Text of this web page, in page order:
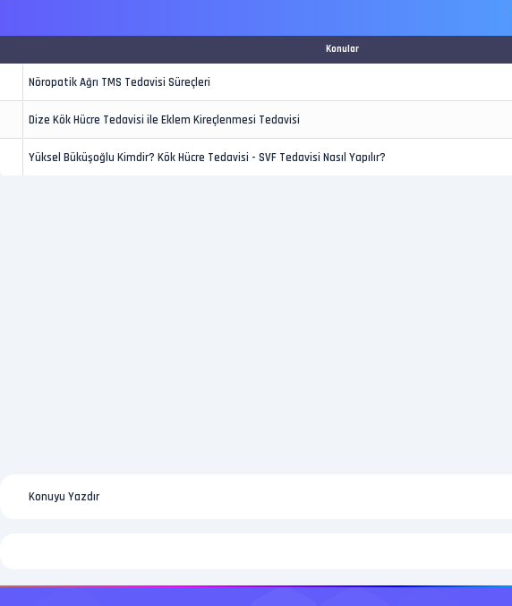
Konular
Nöropatik Ağrı TMS Tedavisi Süreçleri
Dize Kök Hücre Tedavisi ile Eklem Kireçlenmesi Tedavisi
Yüksel Büküşoğlu Kimdir? Kök Hücre Tedavisi - SVF Tedavisi Nasıl Yapılır?
Konuyu Yazdır